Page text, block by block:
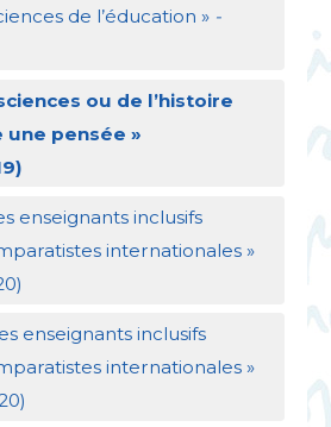
de l’éducation » -
ou de l’histoire
une pensée »
enseignants inclusifs
internationales »
enseignants inclusifs
internationales »